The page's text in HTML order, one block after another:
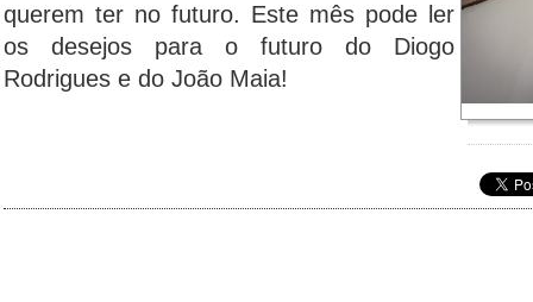
querem ter no futuro. Este mês pode ler
os desejos para o futuro do Diogo
Rodrigues e do João Maia!